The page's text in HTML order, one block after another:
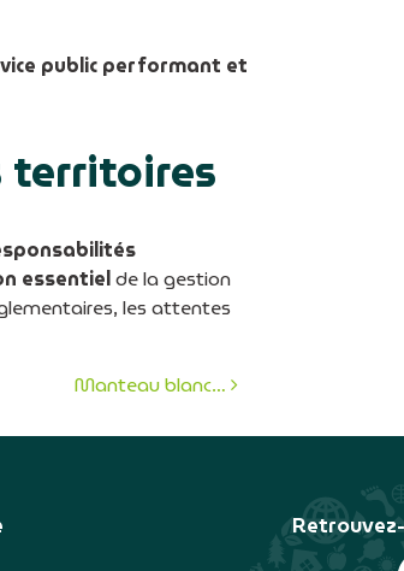
public performant et
territoires
essentielde la gestion
les attentes
Manteau blanc…